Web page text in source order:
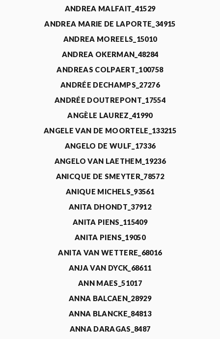
ANDREA MALFAIT_41529
ANDREA MARIE DE LAPORTE_34915
ANDREA MOREELS_15010
ANDREA OKERMAN_48284
ANDREAS COLPAERT_100758
ANDRÉE DECHAMPS_27276
ANDRÉE DOUTREPONT_17554
ANGÈLE LAUREZ_41990
ANGELE VAN DE MOORTELE_133215
ANGELO DE WULF_17336
ANGELO VAN LAETHEM_19236
ANICQUE DE SMEYTER_78572
ANIQUE MICHELS_93561
ANITA DHONDT_37912
ANITA PIENS_115409
ANITA PIENS_19050
ANITA VAN WETTERE_68016
ANJA VAN DYCK_68611
ANN MAES_51017
ANNA BALCAEN_28929
ANNA BLANCKE_84813
ANNA DARAGAS_8487